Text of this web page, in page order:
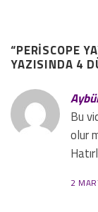
“PERISCOPE
YAZISINDA 4
Bu
olur
2